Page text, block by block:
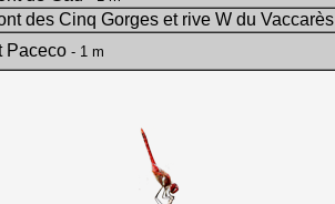
des Cinq Gorges et rive W du Vaccarès
Paceco - 1 m